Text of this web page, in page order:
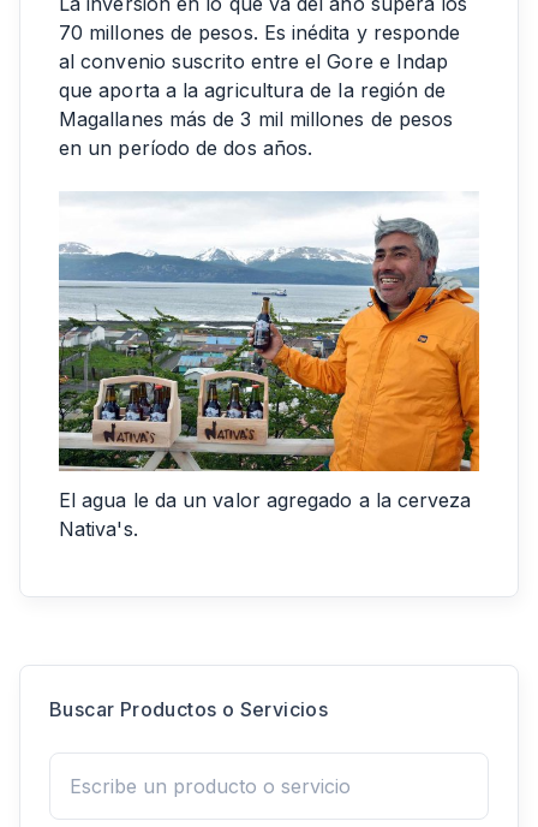
70 millones de pesos. Es inédita y responde
al convenio suscrito entre el Gore e Indap
que aporta a la agricultura de la región de
Magallanes más de 3 mil millones de pesos
en un período de dos años.
El agua le da un valor agregado a la cerveza
Nativa's.
Buscar Productos o Servicios